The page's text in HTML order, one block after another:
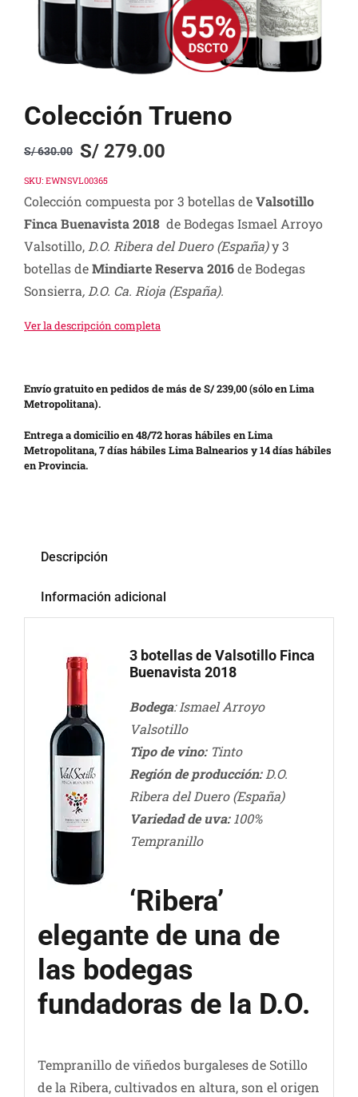
Colección Trueno
S/630.00
Original
price
was:
S/ 630.00.
S/279.00
Current
price
is:
S/ 279.00.
SKU: EWNSVL00365
Colección compuesta por 3 botellas deValsotillo
Finca Buenavista 2018 de Bodegas Ismael Arroyo
Valsotillo, D.O. Ribera del Duero (España)y 3
botellas deMindiarte Reserva 2016de Bodegas
Sonsierra, D.O. Ca. Rioja (España).
Ver la descripción completa
Envío gratuito en pedidos de más de S/ 239,00 (sólo en Lima
Metropolitana).
Entrega a domicilio en 48/72 horas hábiles en Lima
Metropolitana, 7 días hábiles Lima Balnearios y 14 días hábiles
en Provincia.
Descripción
Información adicional
3 botellas de Valsotillo Finca
Buenavista 2018
Bodega: Ismael Arroyo
Valsotillo
Tipo de vino:Tinto
Región de producción:D.O.
Ribera del Duero (España)
Variedad de uva:100%
Tempranillo
‘Ribera’
elegante de una de
las bodegas
fundadoras de la D.O.
Tempranillo de viñedos burgaleses de Sotillo
de la Ribera, cultivados en altura, son el origen